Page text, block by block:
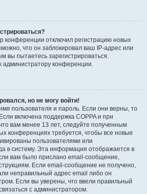
конференции отключил регистрацию новых
что он заблокировал ваш IP-адрес или
вы пытаетесь зарегистрироваться.
администратору конференции.
но не могу войти!
пользователя и пароль. Если они верны, то
включена поддержка COPPA и при
вам менее 13 лет, следуйте полученным
конференциях требуется, чтобы все новые
пользователями или
в систему. Эта информация отображается в
вам было прислано email-сообщение,
Если email-сообщение не получено,
неправильный адрес email либо он
Если вы уверены, что ввели правильный
с администратором.